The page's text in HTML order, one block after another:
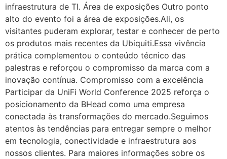
infraestrutura de TI. Área de exposições Outro ponto
alto do evento foi a área de exposições.Ali, os
visitantes puderam explorar, testar e conhecer de perto
os produtos mais recentes da Ubiquiti.Essa vivência
prática complementou o conteúdo técnico das
palestras e reforçou o compromisso da marca com a
inovação contínua. Compromisso com a excelência
Participar da UniFi World Conference 2025 reforça o
posicionamento da BHead como uma empresa
conectada às transformações do mercado.Seguimos
atentos às tendências para entregar sempre o melhor
em tecnologia, conectividade e infraestrutura aos
nossos clientes. Para maiores informações sobre os